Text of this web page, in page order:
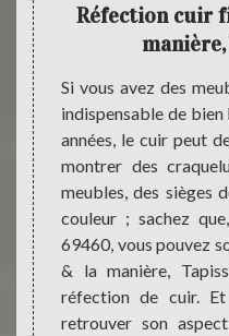
ses
à
69.
à
& la
son
et
la
Réfection cuir
Si vous avez des
indispensable de
années, le cuir peut
montrer des
meubles, des sièges
couleur ; sachez
69460, vous pouvez
& la manière,
réfection de cuir.
retrouver son